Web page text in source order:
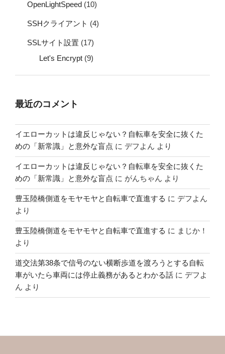
OpenLightSpeed (10)
SSHクライアント (4)
SSLサイト設置 (17)
Let's Encrypt (9)
最近のコメント
イエローカットは違反じゃない？自転車を安全に抜くた
めの「新常識」と意外な盲点 に デフよん より
イエローカットは違反じゃない？自転車を安全に抜くた
めの「新常識」と意外な盲点 に がんちゃん より
豊玉陸橋側道をモヤモヤと自転車で直進する に デフよん
より
豊玉陸橋側道をモヤモヤと自転車で直進する に まじか！
より
道交法第38条で信号のない横断歩道を渡ろうとする自転
車がいたら車両には停止義務があるとわかる話 に デフよ
ん より